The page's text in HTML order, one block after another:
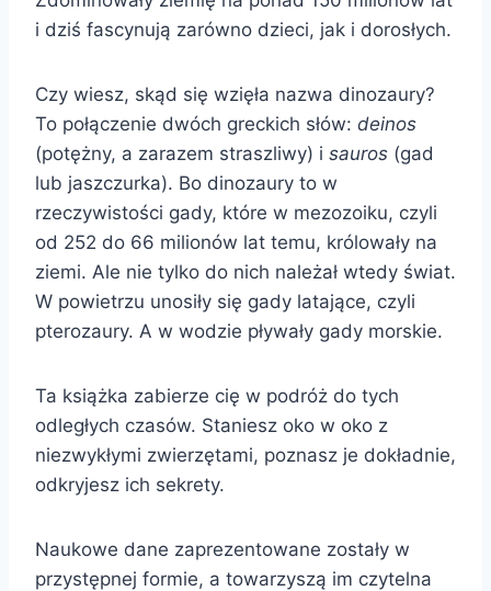
i dziś fascynują zarówno dzieci, jak i dorosłych.
Czy wiesz, skąd się wzięła nazwa dinozaury?
To połączenie dwóch greckich słów: deinos
(potężny, a zarazem straszliwy) i sauros (gad
lub jaszczurka). Bo dinozaury to w
rzeczywistości gady, które w mezozoiku, czyli
od 252 do 66 milionów lat temu, królowały na
ziemi. Ale nie tylko do nich należał wtedy świat.
W powietrzu unosiły się gady latające, czyli
pterozaury. A w wodzie pływały gady morskie.
Ta książka zabierze cię w podróż do tych
odległych czasów. Staniesz oko w oko z
niezwykłymi zwierzętami, poznasz je dokładnie,
odkryjesz ich sekrety.
Naukowe dane zaprezentowane zostały w
przystępnej formie, a towarzyszą im czytelna